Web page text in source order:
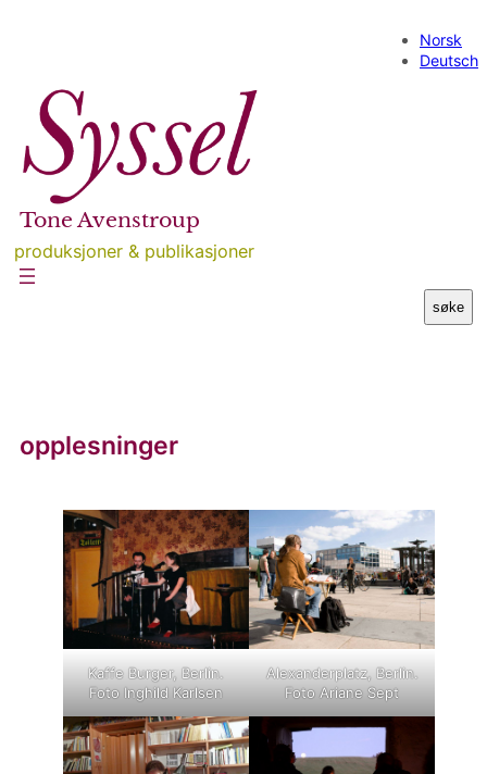
Norsk
Deutsch
Tone Avenstroup
produksjoner & publikasjoner
S
u
søke
opplesninger
Kaffe Burger, Berlin.
Foto Inghild Karlsen
Alexanderplatz, Berlin.
Foto Ariane Sept